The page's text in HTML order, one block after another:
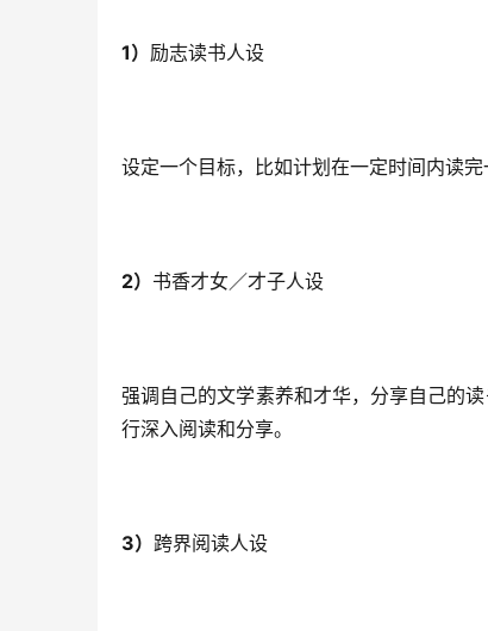
1） 励志读书人设
设定一个目标，比如计划在一定时间内读
2） 书香才女／才子人设
强调自己的文学素养和才华，分享自己的
行深入阅读和分享。
3） 跨界阅读人设